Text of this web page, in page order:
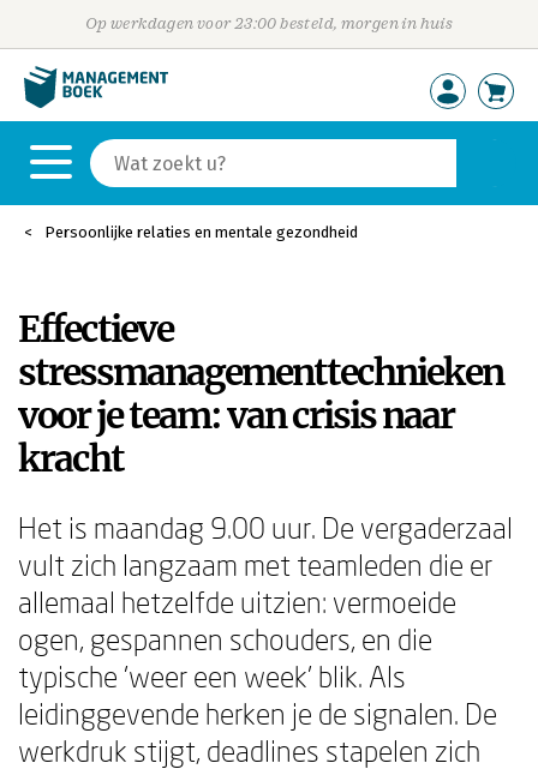
Op werkdagen voor 23:00 besteld, morgen in huis
Persoonlijke relaties en mentale gezondheid
Effectieve
stressmanagementtechnieken
voor je team: van crisis naar
kracht
Het is maandag 9.00 uur. De vergaderzaal
vult zich langzaam met teamleden die er
allemaal hetzelfde uitzien: vermoeide
ogen, gespannen schouders, en die
typische 'weer een week' blik. Als
leidinggevende herken je de signalen. De
werkdruk stijgt, deadlines stapelen zich